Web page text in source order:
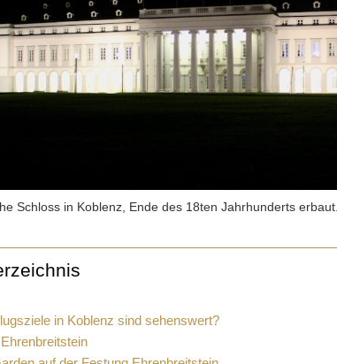
Schloss in Koblenz, Ende des 18ten Jahrhunderts erbaut.
in Koblenz sind sehenswert?